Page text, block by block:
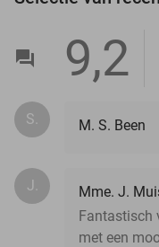
9,2
S. M. S. Been
J.
Mme. J.
Fantastisch
met een